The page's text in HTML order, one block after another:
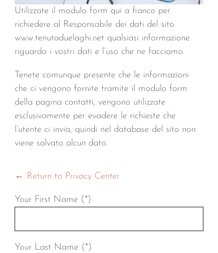
CONTACTS
Utilizzate il modulo form qui a fianco per
richiedere al Responsabile dei dati del sito
www.tenutaduelaghi.net qualsiasi informazione
riguardo i vostri dati e l’uso che ne facciamo.
Tenete comunque presente che le informazioni
che ci vengono fornite tramite il modulo form
della pagina contatti, vengono utilizzate
esclusivamente per evadere le richieste che
l’utente ci invia, quindi nel database del sito non
viene salvato alcun dato.
← Return to Privacy Center
Your First Name (*)
Your Last Name (*)